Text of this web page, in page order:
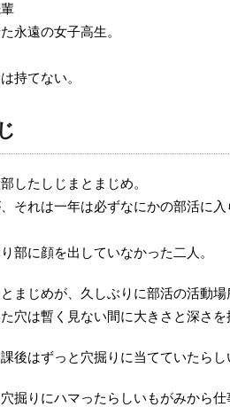
永遠の女子高生。
持てない。
したしじまとまじめ。
それは一年は必ずなにかの部活に
部に顔を出していなかった二人。
まじめが、久しぶりに部活の活動
穴は暫く見ない間に大きさと深さを
後はずっと穴掘りに当てていたらし
掘りにハマったらしいもがみから仕